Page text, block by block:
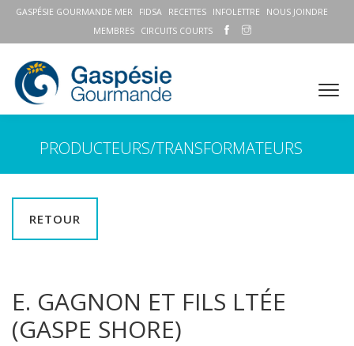
GASPÉSIE GOURMANDE MER FIDSA RECETTES INFOLETTRE
NOUS JOINDRE
MEMBRES
CIRCUITS COURTS
PRODUCTEURS/TRANSFORMATEURS
RETOUR
E. GAGNON ET FILS LTÉE
(GASPE SHORE)